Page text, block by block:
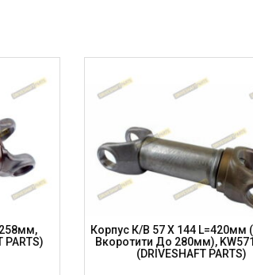
PARTS)
Корпус К/в 57 X 144
Вкоротити До 280мм),
(DRIVESHAFT PARTS)